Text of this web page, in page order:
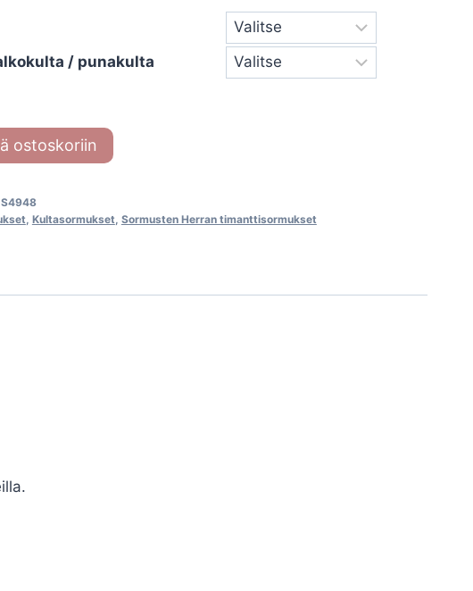
/ punakulta
ostoskoriin
S4948
, Kultasormukset, Sormusten Herran timanttisormukset